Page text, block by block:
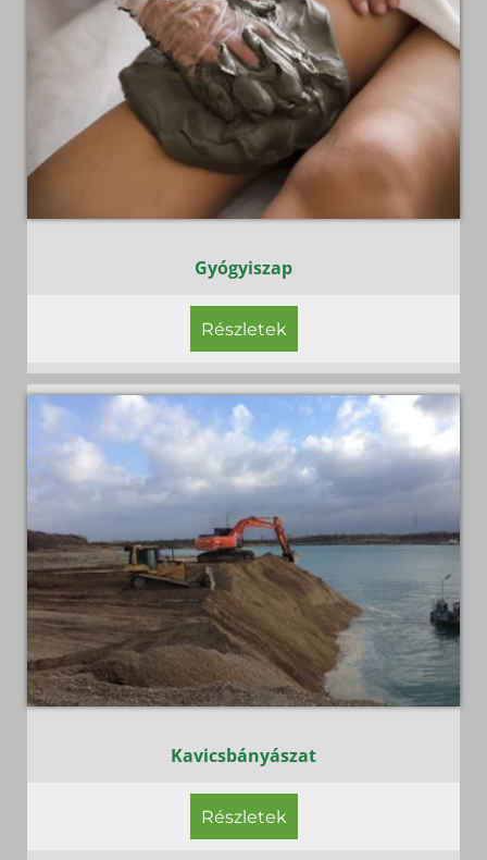
Gyógyiszap
Részletek
Kavicsbányászat
Részletek